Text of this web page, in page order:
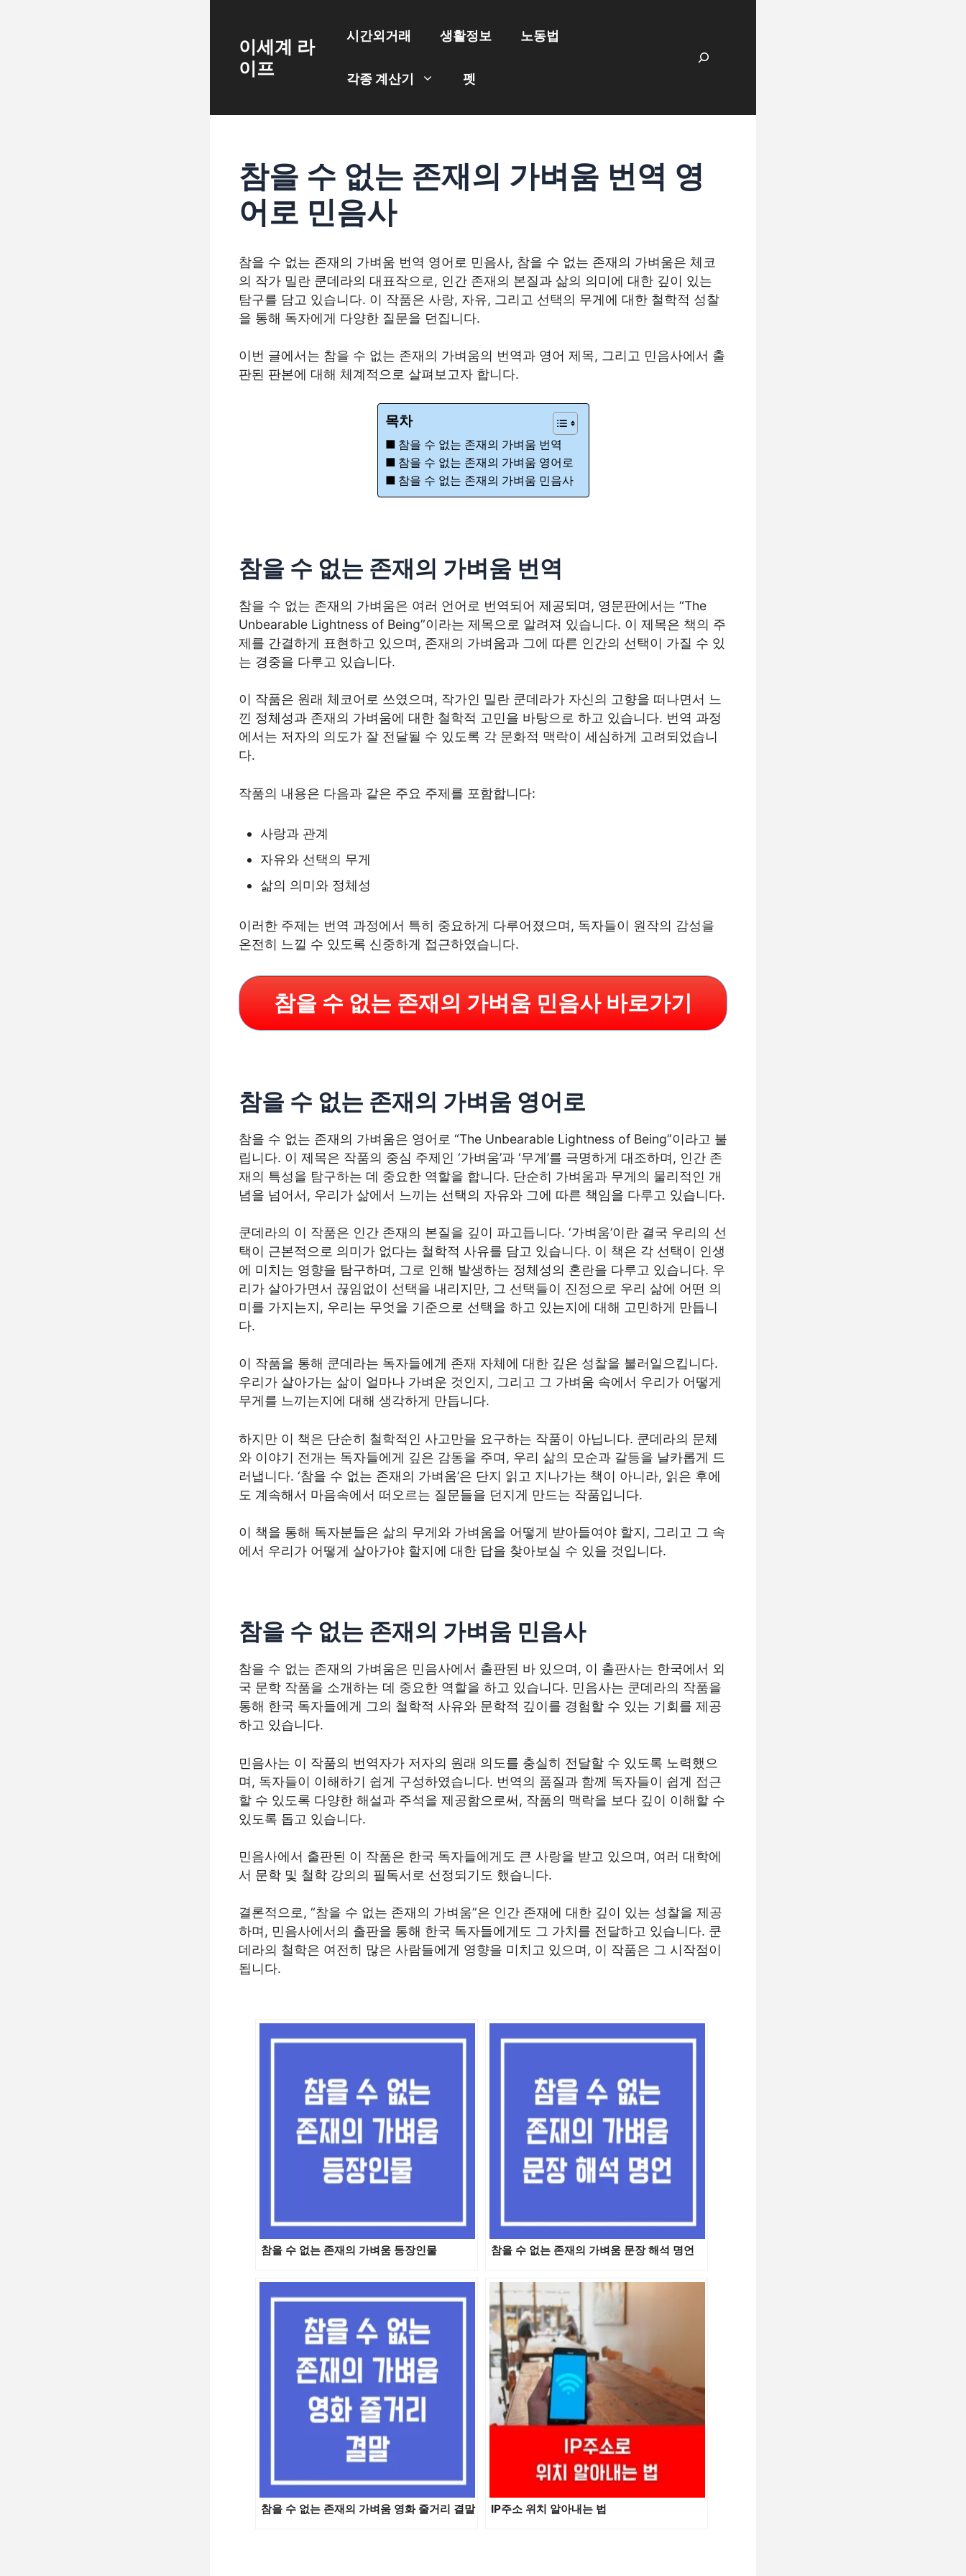
content이세계 라
이프
시간외거래 생활정보 노동법
각종 계산기 펫
참을 수 없는 존재의 가벼움 번역 영
어로 민음사
참을 수 없는 존재의 가벼움 번역 영어로 민음사, 참을 수 없는 존재의 가벼움은 체코
의 작가 밀란 쿤데라의 대표작으로, 인간 존재의 본질과 삶의 의미에 대한 깊이 있는
탐구를 담고 있습니다. 이 작품은 사랑, 자유, 그리고 선택의 무게에 대한 철학적 성찰
을 통해 독자에게 다양한 질문을 던집니다.
이번 글에서는 참을 수 없는 존재의 가벼움의 번역과 영어 제목, 그리고 민음사에서 출
판된 판본에 대해 체계적으로 살펴보고자 합니다.
목차
참을 수 없는 존재의 가벼움 번역
참을 수 없는 존재의 가벼움 영어로
참을 수 없는 존재의 가벼움 민음사
참을 수 없는 존재의 가벼움 번역
참을 수 없는 존재의 가벼움은 여러 언어로 번역되어 제공되며, 영문판에서는 “The
Unbearable Lightness of Being”이라는 제목으로 알려져 있습니다. 이 제목은 책의 주
제를 간결하게 표현하고 있으며, 존재의 가벼움과 그에 따른 인간의 선택이 가질 수 있
는 경중을 다루고 있습니다.
이 작품은 원래 체코어로 쓰였으며, 작가인 밀란 쿤데라가 자신의 고향을 떠나면서 느
낀 정체성과 존재의 가벼움에 대한 철학적 고민을 바탕으로 하고 있습니다. 번역 과정
에서는 저자의 의도가 잘 전달될 수 있도록 각 문화적 맥락이 세심하게 고려되었습니
다.
작품의 내용은 다음과 같은 주요 주제를 포함합니다:
사랑과 관계
자유와 선택의 무게
삶의 의미와 정체성
이러한 주제는 번역 과정에서 특히 중요하게 다루어졌으며, 독자들이 원작의 감성을
온전히 느낄 수 있도록 신중하게 접근하였습니다.
참을 수 없는 존재의 가벼움 민음사 바로가기
참을 수 없는 존재의 가벼움 영어로
참을 수 없는 존재의 가벼움은 영어로 “The Unbearable Lightness of Being”이라고 불
립니다. 이 제목은 작품의 중심 주제인 ‘가벼움’과 ‘무게’를 극명하게 대조하며, 인간 존
재의 특성을 탐구하는 데 중요한 역할을 합니다. 단순히 가벼움과 무게의 물리적인 개
념을 넘어서, 우리가 삶에서 느끼는 선택의 자유와 그에 따른 책임을 다루고 있습니다.
쿤데라의 이 작품은 인간 존재의 본질을 깊이 파고듭니다. ‘가벼움’이란 결국 우리의 선
택이 근본적으로 의미가 없다는 철학적 사유를 담고 있습니다. 이 책은 각 선택이 인생
에 미치는 영향을 탐구하며, 그로 인해 발생하는 정체성의 혼란을 다루고 있습니다. 우
리가 살아가면서 끊임없이 선택을 내리지만, 그 선택들이 진정으로 우리 삶에 어떤 의
미를 가지는지, 우리는 무엇을 기준으로 선택을 하고 있는지에 대해 고민하게 만듭니
다.
이 작품을 통해 쿤데라는 독자들에게 존재 자체에 대한 깊은 성찰을 불러일으킵니다.
우리가 살아가는 삶이 얼마나 가벼운 것인지, 그리고 그 가벼움 속에서 우리가 어떻게
무게를 느끼는지에 대해 생각하게 만듭니다.
하지만 이 책은 단순히 철학적인 사고만을 요구하는 작품이 아닙니다. 쿤데라의 문체
와 이야기 전개는 독자들에게 깊은 감동을 주며, 우리 삶의 모순과 갈등을 날카롭게 드
러냅니다. ‘참을 수 없는 존재의 가벼움’은 단지 읽고 지나가는 책이 아니라, 읽은 후에
도 계속해서 마음속에서 떠오르는 질문들을 던지게 만드는 작품입니다.
이 책을 통해 독자분들은 삶의 무게와 가벼움을 어떻게 받아들여야 할지, 그리고 그 속
에서 우리가 어떻게 살아가야 할지에 대한 답을 찾아보실 수 있을 것입니다.
참을 수 없는 존재의 가벼움 민음사
참을 수 없는 존재의 가벼움은 민음사에서 출판된 바 있으며, 이 출판사는 한국에서 외
국 문학 작품을 소개하는 데 중요한 역할을 하고 있습니다. 민음사는 쿤데라의 작품을
통해 한국 독자들에게 그의 철학적 사유와 문학적 깊이를 경험할 수 있는 기회를 제공
하고 있습니다.
민음사는 이 작품의 번역자가 저자의 원래 의도를 충실히 전달할 수 있도록 노력했으
며, 독자들이 이해하기 쉽게 구성하였습니다. 번역의 품질과 함께 독자들이 쉽게 접근
할 수 있도록 다양한 해설과 주석을 제공함으로써, 작품의 맥락을 보다 깊이 이해할 수
있도록 돕고 있습니다.
민음사에서 출판된 이 작품은 한국 독자들에게도 큰 사랑을 받고 있으며, 여러 대학에
서 문학 및 철학 강의의 필독서로 선정되기도 했습니다.
결론적으로, “참을 수 없는 존재의 가벼움”은 인간 존재에 대한 깊이 있는 성찰을 제공
하며, 민음사에서의 출판을 통해 한국 독자들에게도 그 가치를 전달하고 있습니다. 쿤
데라의 철학은 여전히 많은 사람들에게 영향을 미치고 있으며, 이 작품은 그 시작점이
됩니다.
참을 수 없는 존재의 가벼움 등장인물 참을 수 없는 존재의 가벼움 문장 해석 명언
참을 수 없는 존재의 가벼움 영화 줄거리 결말 IP주소 위치 알아내는 법